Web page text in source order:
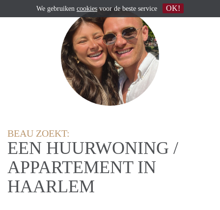
BEAU ZOEKT:
EEN HUURWONING /
APPARTEMENT IN
HAARLEM
We gebruiken cookies voor de beste service OK!